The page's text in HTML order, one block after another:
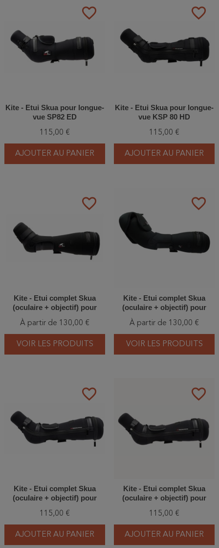
favorite_border
Kite - Etui Skua pour longue-
vue SP82 ED
115,00 €
AJOUTER AU PANIER
favorite_border
Kite - Etui Skua pour longue-
vue KSP 80 HD
115,00 €
AJOUTER AU PANIER
favorite_border
Kite - Etui complet Skua
(oculaire + objectif) pour
longue-vue Swarovski ATX
À partir de 130,00 €
VOIR LES PRODUITS
favorite_border
Kite - Etui complet Skua
(oculaire + objectif) pour
longue-vue Swarovski BTX
À partir de 130,00 €
VOIR LES PRODUITS
favorite_border
Kite - Etui complet Skua
(oculaire + objectif) pour
(M) 80
115,00 €
AJOUTER AU PANIER
favorite_border
Kite - Etui complet Skua
(oculaire + objectif) pour
(M) 65
115,00 €
AJOUTER AU PANIER